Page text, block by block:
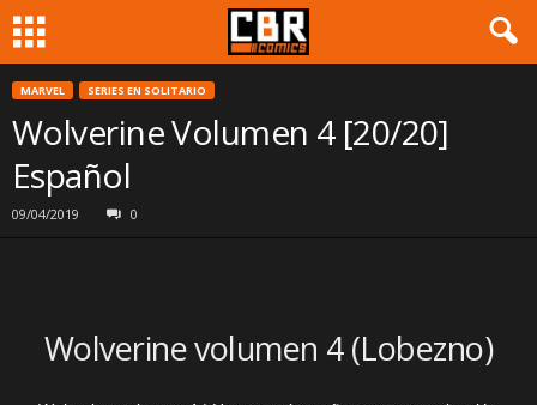
MARVEL SERIES EN SOLITARIO
Wolverine Volumen 4 [20/20]
Español
09/04/2019 0
Wolverine volumen 4 (Lobezno)